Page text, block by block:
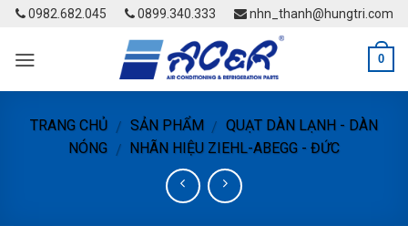
Skip
content
0982.682.045 0899.340.333 nhn_thanh@hungtri.com
0
TRANG CHỦ / SẢN PHẨM / QUẠT DÀN LẠNH - DÀN
NÓNG / NHÃN HIỆU ZIEHL-ABEGG - ĐỨC